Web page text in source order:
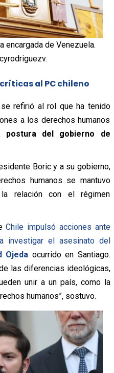
encargada de Venezuela.
al PC chileno
refirió al rol que ha tenido
a los derechos humanos
postura del gobierno de
Boric y a su gobierno,
humanos se mantuvo
relación con el régimen
Chile impulsó acciones ante
investigar el asesinato del
Ojeda ocurrido en Santiago.
las diferencias ideológicas,
unir a un país, como la
humanos”, sostuvo.